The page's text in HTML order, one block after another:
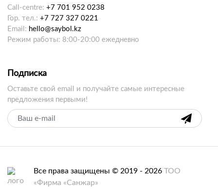
Call-centre: +7 701 952 0238
Гор. тел.: +7 727 327 0221
Email: hello@saybol.kz
Режим работы: 8:00-20:00 ежедневно
Подписка
Оставьте свой email и получайте самые интересные
предложения первыми!
Все права защищены © 2019 - 2026 ТОО
«Фирма «Санжар»